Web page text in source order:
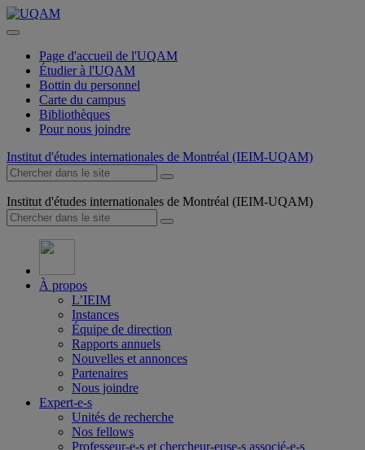
Page d'accueil de l'UQAM
Étudier à l'UQAM
Bottin du personnel
Carte du campus
Bibliothèques
Pour nous joindre
Institut d'études internationales de Montréal (IEIM-UQAM)
Institut d'études internationales de Montréal (IEIM-UQAM)
À propos
L’IEIM
Instances
Équipe de direction
Rapports annuels
Nouvelles et annonces
Partenaires
Nous joindre
Expert-e-s
Unités de recherche
Nos fellows
Professeur-e-s et chercheur-euse-s associé-e-s